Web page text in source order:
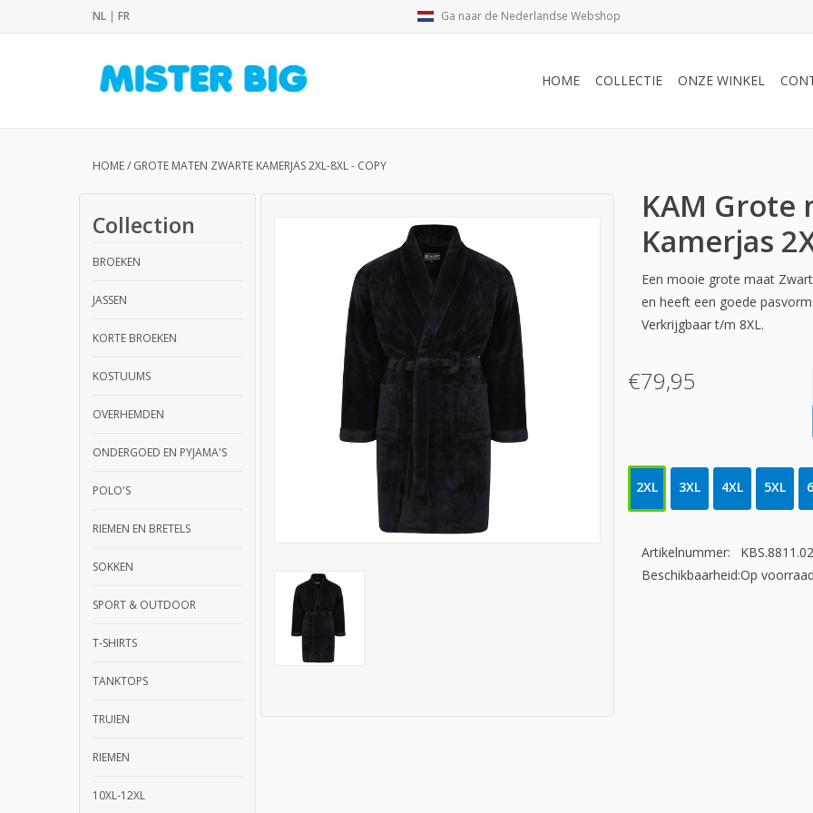
NL | FR Ga naar de Nederlandse Webshop
HOME COLLECTIE ONZE WINKEL
HOME/ GROTE MATEN ZWARTE KAMERJAS 2XL-8XL - COPY
Collection
BROEKEN
JASSEN
KORTE BROEKEN
KOSTUUMS
OVERHEMDEN
ONDERGOED EN PYJAMA'S
POLO'S
RIEMEN EN BRETELS
SOKKEN
SPORT & OUTDOOR
T-SHIRTS
TANKTOPS
TRUIEN
RIEMEN
10XL-12XL
KAM Grote
Kamerjas
Een mooie grote maat
en heeft een goede
Verkrijgbaar t/m 8XL.
€79,95
2XL 3XL 4XL 5XL
Artikelnummer:
KBS.8811.02
Beschikbaarheid:Op voorraad